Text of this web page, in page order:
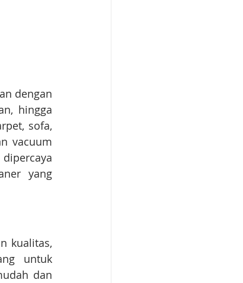
dengan
hingga
sofa,
vacuum
yang
kualitas,
untuk
dan